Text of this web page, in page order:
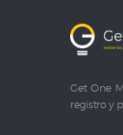
Get One
registro y